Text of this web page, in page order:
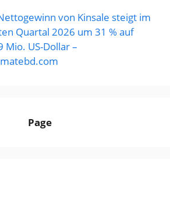
von Kinsale steigt im
Quartal 2026 um 31 % auf
Mio. US-Dollar –
Page